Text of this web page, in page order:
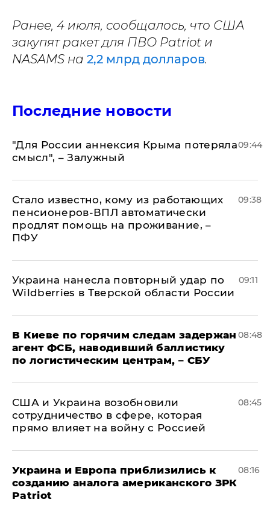
Ранее, 4 июля, сообщалось, что США
закупят ракет для ПВО Patriot и
NASAMS на 2,2 млрд долларов.
Последние новости
"Для России аннексия Крыма потеряла
смысл", – Залужный
09:44
Стало известно, кому из работающих
пенсионеров-ВПЛ автоматически
продлят помощь на проживание, –
ПФУ
09:38
Украина нанесла повторный удар по
Wildberries в Тверской области России
09:11
В Киеве по горячим следам задержан
агент ФСБ, наводивший баллистику
по логистическим центрам, – СБУ
08:48
США и Украина возобновили
сотрудничество в сфере, которая
прямо влияет на войну с Россией
08:45
Украина и Европа приблизились к
созданию аналога американского ЗРК
Patriot
08:16